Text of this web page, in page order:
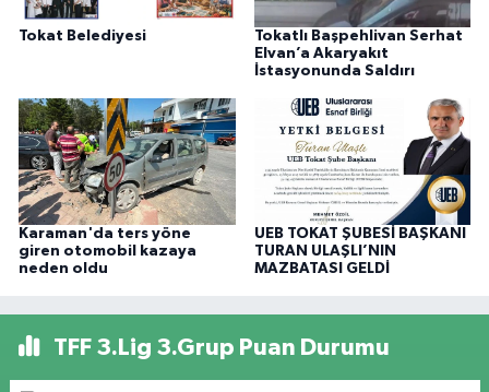
Tokat Belediyesi
Tokatlı Başpehlivan Serhat
Elvan’a Akaryakıt
İstasyonunda Saldırı
Karaman'da ters yöne
giren otomobil kazaya
neden oldu
UEB TOKAT ŞUBESİ BAŞKANI
TURAN ULAŞLI’NIN
MAZBATASI GELDİ
TFF 3.Lig 3.Grup Puan Durumu